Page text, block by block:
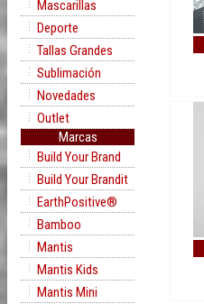
Mascarillas
Deporte
Tallas Grandes
Sublimación
Novedades
Outlet
Marcas
Build Your Brand
Build Your Brandit
EarthPositive®
Bamboo
Mantis
Mantis Kids
Mantis Mini